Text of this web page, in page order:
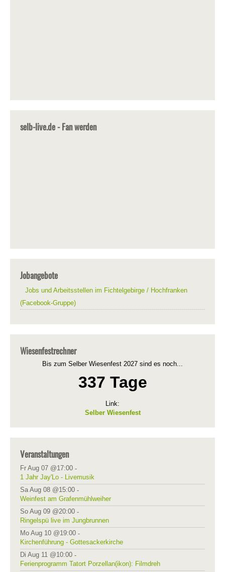
selb-live.de - Fan werden
Jobangebote
Jobs und Arbeitsstellen im Fichtelgebirge / Hochfranken
(Facebook-Gruppe)
Wiesenfestrechner
Bis zum Selber Wiesenfest 2027 sind es noch...
337 Tage
Link:
Selber Wiesenfest
Veranstaltungen
Fr Aug 07 @17:00 -
1 Jahr Jay'Lo - Livemusik
Sa Aug 08 @15:00 -
Weinfest am Grafenmühlweiher
So Aug 09 @20:00 -
Ringelspü live im Jungbrunnen
Mo Aug 10 @19:00 -
Kirchenführung - Gottesackerkirche
Di Aug 11 @10:00 -
Ferienprogramm Tatort Porzellan(ikon): Filmdreh